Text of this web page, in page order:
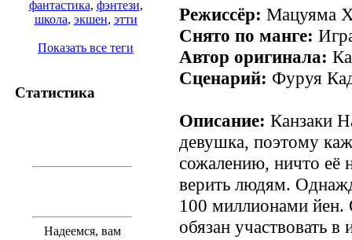
фантастика, фэнтези,
школа, экшен, этти
Показать все теги
Статистика
Надеемся, вам
Режиссёр: Мацуяма
Снято по манге:
Автор оригинала:
Сценарий: Фуруя
Описание: Канзаки
девушка, поэтому
сожалению, ничто её
верить людям.
100 миллионами
обязан участвовать